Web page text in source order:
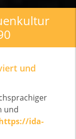
und
und
ida-